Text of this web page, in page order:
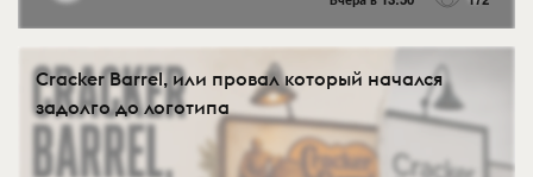
Cracker Barrel, или провал который начался
задолго до логотипа